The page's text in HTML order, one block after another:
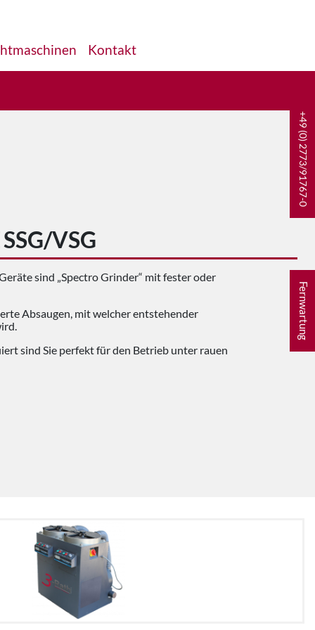
Kontakt
+49 (0) 2773/91767-0
Fernwartung
VSG
sind „Spectro Grinder“ mit fester oder
Absaugen, mit welcher entstehender
sind Sie perfekt für den Betrieb unter rauen